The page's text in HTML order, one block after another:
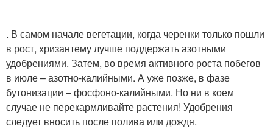
. В самом начале вегетации, когда черенки только пошли
в рост, хризантему лучше поддержать азотными
удобрениями. Затем, во время активного роста побегов
в июле – азотно-калийными. А уже позже, в фазе
бутонизации – фосфоно-калийными. Но ни в коем
случае не перекармливайте растения! Удобрения
следует вносить после полива или дождя.